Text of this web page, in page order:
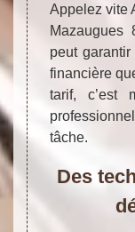
Appelez vite
Mazaugues
peut
financière
tarif, c’est
tâche.
Des